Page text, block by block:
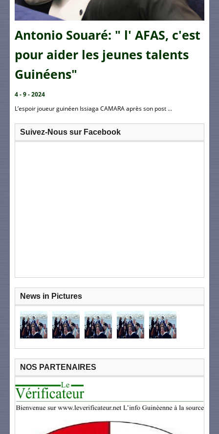
Antonio Souaré: " l' AFAS, c'est
pour aider les jeunes talents
Guinéens"
4 - 9 - 2024
L’espoir joueur guinéen Issiaga CAMARA après son post ...
Suivez-Nous sur Facebook
News in Pictures
NOS PARTENAIRES